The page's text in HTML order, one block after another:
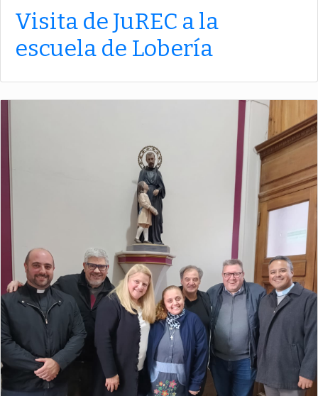
Visita de JuREC a la
escuela de Lobería